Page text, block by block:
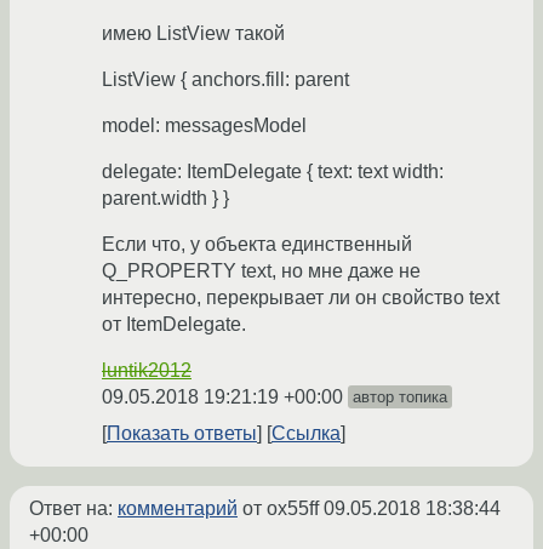
имею ListView такой
ListView { anchors.fill: parent
model: messagesModel
delegate: ItemDelegate { text: text width:
parent.width } }
Если что, у объекта единственный
Q_PROPERTY text, но мне даже не
интересно, перекрывает ли он свойство text
от ItemDelegate.
luntik2012
09.05.2018 19:21:19 +00:00 автор топика
Показать ответы Ссылка
Ответ на: комментарий от ox55ff09.05.2018 18:38:44
+00:00